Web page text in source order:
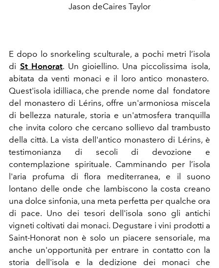
Jason deCaires Taylor
E dopo lo snorkeling sculturale, a pochi metri l’isola
di St Honorat. Un gioiellino. Una piccolissima isola,
abitata da venti monaci e il loro antico monastero.
Quest'isola idilliaca, che prende nome dal
fondatore
del monastero di Lérins, offre un'armoniosa miscela
di bellezza naturale, storia e un'atmosfera tranquilla
che invita coloro che cercano sollievo dal trambusto
della città. La vista dell'antico monastero di Lérins, è
testimonianza di secoli di devozione e
contemplazione spirituale. Camminando per l’isola
l'aria profuma di flora mediterranea, e il suono
lontano delle onde che lambiscono la costa creano
una dolce sinfonia, una meta perfetta per qualche ora
di pace. Uno dei tesori dell'isola sono gli antichi
vigneti coltivati ​​dai monaci. Degustare i vini prodotti a
Saint-Honorat non è solo un piacere sensoriale, ma
anche un'opportunità per entrare in contatto con la
storia dell'isola e la dedizione dei monaci che